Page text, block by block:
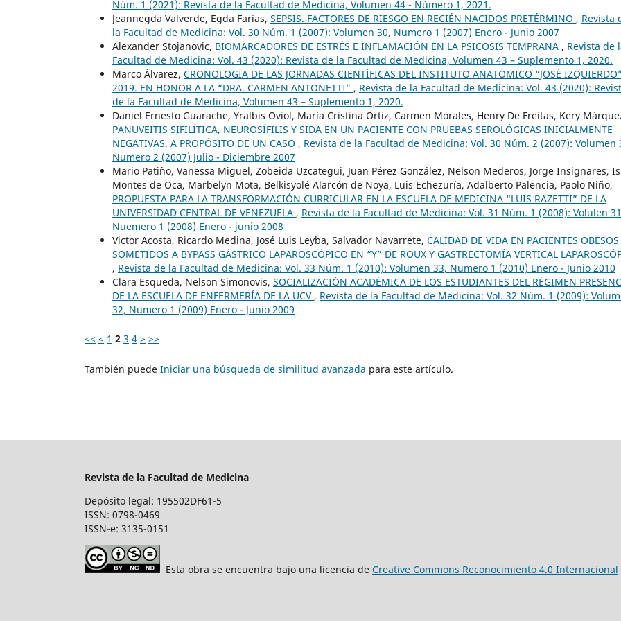
Núm. 1 (2021): Revista de la Facultad de Medicina, Volumen 44 - Número 1, 2021.
Jeannegda Valverde, Egda Farías, SEPSIS. FACTORES DE RIESGO EN RECIÉN NACIDOS PRETÉRMINO , Revista
la Facultad de Medicina: Vol. 30 Núm. 1 (2007): Volumen 30, Numero 1 (2007) Enero - Junio 2007
Alexander Stojanovic, BIOMARCADORES DE ESTRÉS E INFLAMACIÓN EN LA PSICOSIS TEMPRANA , Revista de
Facultad de Medicina: Vol. 43 (2020): Revista de la Facultad de Medicina, Volumen 43 – Suplemento 1, 2020.
Marco Álvarez, CRONOLOGÍA DE LAS JORNADAS CIENTÍFICAS DEL INSTITUTO ANATÓMICO “JOSÉ IZQUIERDO”
2019. EN HONOR A LA “DRA. CARMEN ANTONETTI” , Revista de la Facultad de Medicina: Vol. 43 (2020):
de la Facultad de Medicina, Volumen 43 – Suplemento 1, 2020.
Daniel Ernesto Guarache, Yralbis Oviol, María Cristina Ortiz, Carmen Morales, Henry De Freitas, Kery
PANUVEITIS SIFILÍTICA, NEUROSÍFILIS Y SIDA EN UN PACIENTE CON PRUEBAS SEROLÓGICAS INICIALMENTE
NEGATIVAS. A PROPÓSITO DE UN CASO , Revista de la Facultad de Medicina: Vol. 30 Núm. 2 (2007): Volumen
Numero 2 (2007) Julio - Diciembre 2007
Mario Patiño, Vanessa Miguel, Zobeida Uzcategui, Juan Pérez González, Nelson Mederos, Jorge Insignares,
Montes de Oca, Marbelyn Mota, Belkisyolé Alarcón de Noya, Luis Echezuría, Adalberto Palencia, Paolo Niño,
PROPUESTA PARA LA TRANSFORMACIÓN CURRICULAR EN LA ESCUELA DE MEDICINA “LUIS RAZETTI” DE LA
UNIVERSIDAD CENTRAL DE VENEZUELA , Revista de la Facultad de Medicina: Vol. 31 Núm. 1 (2008): Volulen
Nuemero 1 (2008) Enero - junio 2008
Victor Acosta, Ricardo Medina, José Luis Leyba, Salvador Navarrete, CALIDAD DE VIDA EN PACIENTES OBESOS
SOMETIDOS A BYPASS GÁSTRICO LAPAROSCÓPICO EN “Y” DE ROUX Y GASTRECTOMÍA VERTICAL
, Revista de la Facultad de Medicina: Vol. 33 Núm. 1 (2010): Volumen 33, Numero 1 (2010) Enero - Junio 2010
Clara Esqueda, Nelson Simonovis, SOCIALIZACIÓN ACADÉMICA DE LOS ESTUDIANTES DEL RÉGIMEN
DE LA ESCUELA DE ENFERMERÍA DE LA UCV , Revista de la Facultad de Medicina: Vol. 32 Núm. 1 (2009):
32, Numero 1 (2009) Enero - Junio 2009
<< < 1 2 3 4 > >>
También puede Iniciar una búsqueda de similitud avanzada para este artículo.
Revista de la Facultad de Medicina
Depósito legal: 195502DF61-5
ISSN: 0798-0469
ISSN-e: 3135-0151
Esta obra se encuentra bajo una licencia de Creative Commons Reconocimiento 4.0 Internacional